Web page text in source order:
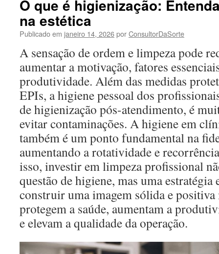
O que é higienização:
na estética
Publicado em janeiro 14, 2026porConsultorDaSorte
A sensação de ordem e limpeza pode
aumentar a motivação, fatores
produtividade. Além das medidas
EPIs, a higiene pessoal dos
de higienização pós-atendimento, é
evitar contaminações. A higiene em
também é um ponto fundamental na
aumentando a rotatividade e
isso, investir em limpeza profissional
questão de higiene, mas uma estratégia
construir uma imagem sólida e positiva
protegem a saúde, aumentam a
e elevam a qualidade da operação.